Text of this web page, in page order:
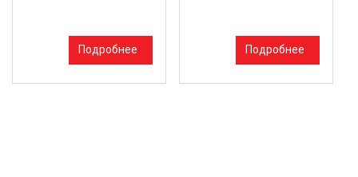
Подробнее Подробнее